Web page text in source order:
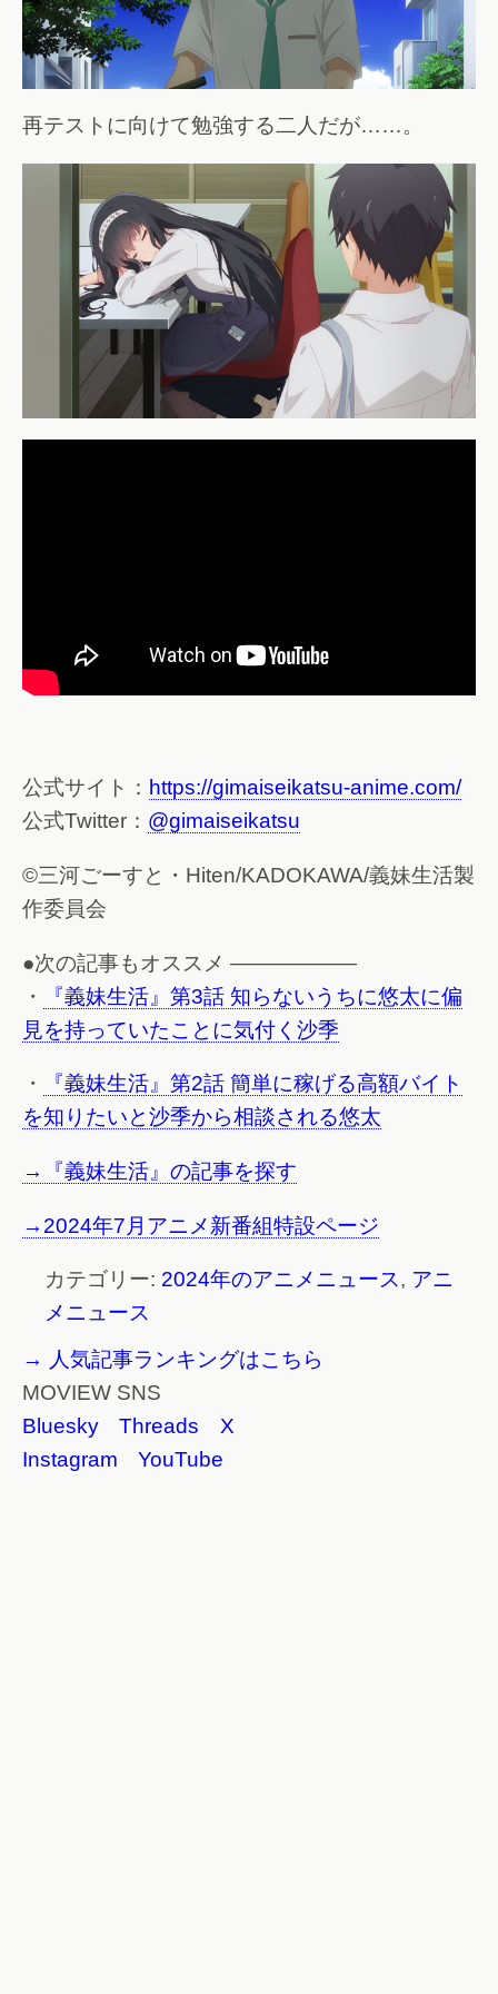
再テストに向けて勉強する二人だが……。
公式サイト： https://gimaiseikatsu-anime.com/
公式Twitter： @gimaiseikatsu
©三河ごーすと・Hiten/KADOKAWA/義妹生活製
作委員会
●次の記事もオススメ ——————
・
『義妹生活』第3話 知らないうちに悠太に偏
見を持っていたことに気付く沙季
・
『義妹生活』第2話 簡単に稼げる高額バイト
を知りたいと沙季から相談される悠太
→『義妹生活』の記事を探す
→2024年7月アニメ新番組特設ページ
カテゴリー: 2024年のアニメニュース, アニ
メニュース
→ 人気記事ランキングはこちら
MOVIEW SNS
Bluesky
Threads
X
Instagram
YouTube